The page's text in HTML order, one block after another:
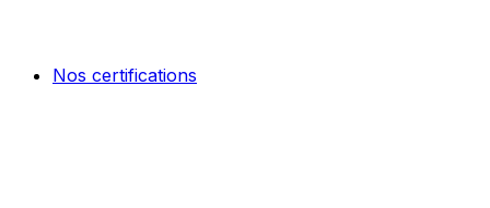
Nos certifications